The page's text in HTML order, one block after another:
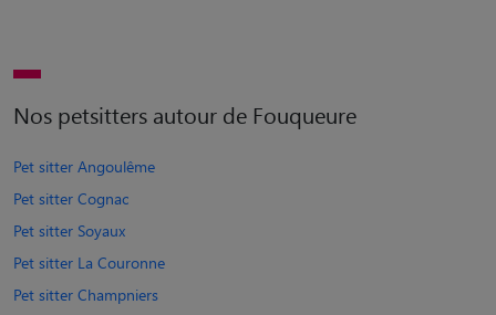
Nos petsitters autour de Fouqueure
Pet sitter Angoulême
Pet sitter Cognac
Pet sitter Soyaux
Pet sitter La Couronne
Pet sitter Champniers